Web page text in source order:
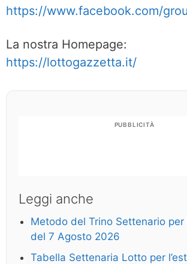
https://www.facebook.com/
La nostra Homepage:
https://lottogazzetta.it/
PUBBLICITÀ
Leggi anche
Metodo del Trino Settenario per
del 7 Agosto 2026
Tabella Settenaria Lotto per